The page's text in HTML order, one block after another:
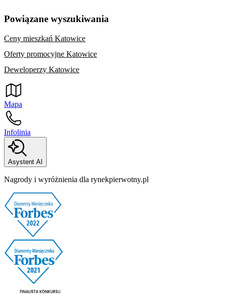
Powiązane wyszukiwania
Ceny mieszkań Katowice
Oferty promocyjne Katowice
Deweloperzy Katowice
Mapa
Infolinia
Asystent AI
Nagrody i wyróżnienia dla rynekpierwotny.pl